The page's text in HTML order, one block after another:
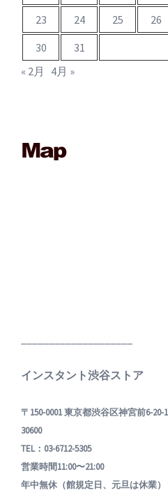
23
24 25 26
30
31
« 2月
4月 »
インスタント渋谷ストア
〒150-0001 東京都渋谷区神宮前6-20-
30600
TEL：03-6712-5305
営業時間11:00〜21:00
年中無休（館規定日、元旦は休業）